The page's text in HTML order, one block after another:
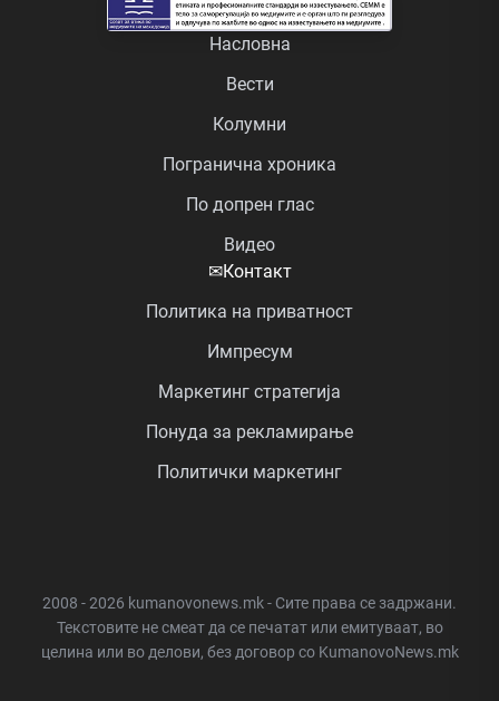
Насловна
Вести
Колумни
Погранична хроника
По допрен глас
Видео
✉Контакт
Политика на приватност
Импресум
Маркетинг стратегија
Понуда за рекламирање
Политички маркетинг
2008 - 2026 kumanovonews.mk - Сите права се задржани.
Текстовите не смеат да се печатат или емитуваат, во
целина или во делови, без договор со KumanovoNews.mk